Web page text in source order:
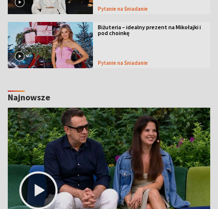
Pytanie na Śniadanie
Biżuteria – idealny prezent na Mikołajki i
pod choinkę
Pytanie na Śniadanie
Najnowsze